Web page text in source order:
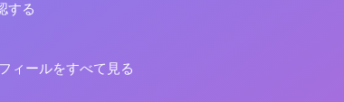
する
ィールをすべて見る